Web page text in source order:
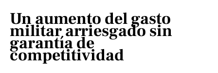
Un aumento del gasto
militar arriesgado sin
garantía de
competitividad